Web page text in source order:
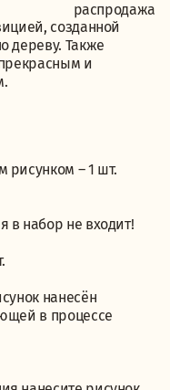
распродажа
созданной
дереву. Также
и
– 1 шт.
в набор не входит!
нанесён
в процессе